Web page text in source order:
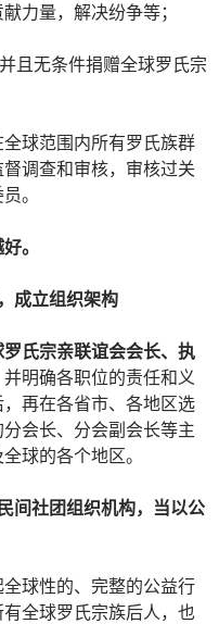
力量，解决纷争等；
且无条件捐赠全球罗氏宗
球范围内所有罗氏族群
调查和审核，审核过关
。
。
成立组织架构
氏宗亲联谊会会长、执
并明确各职位的责任和义
再在各省市、各地区选
会长、分会副会长等主
球的各个地区。
间社团组织机构，当以公
球性的、完整的公益行
全球罗氏宗族后人，也